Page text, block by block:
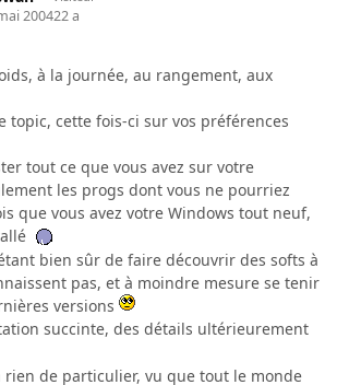
200422 a
à la journée, au rangement, aux
topic, cette fois-ci sur vos préférences
tout ce que vous avez sur votre
les progs dont vous ne pourriez
que vous avez votre Windows tout neuf,
bien sûr de faire découvrir des softs à
pas, et à moindre mesure se tenir
versions
succinte, des détails ultérieurement
rien de particulier, vu que tout le monde